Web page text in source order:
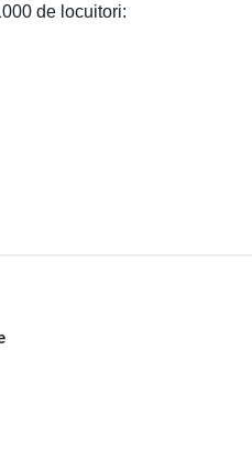
de locuitori: